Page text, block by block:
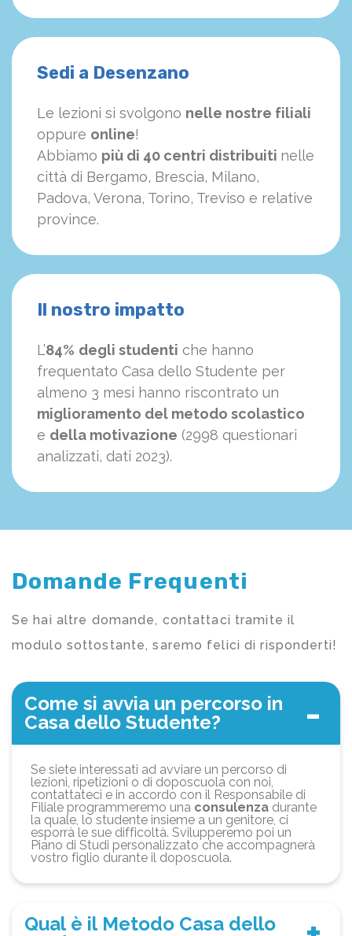
Sedi a Desenzano
Le lezioni si svolgono nelle nostre filiali
oppure online!
Abbiamo più di 40 centri distribuiti nelle
città di Bergamo, Brescia, Milano,
Padova, Verona, Torino, Treviso e relative
province.
Il nostro impatto
L’84% degli studenti che hanno
frequentato Casa dello Studente per
almeno 3 mesi hanno riscontrato un
miglioramento del metodo scolastico
e della motivazione (2998 questionari
analizzati, dati 2023).
Domande Frequenti
Se hai altre domande, contattaci tramite il
modulo sottostante, saremo felici di risponderti!
Come si avvia un percorso in
Casa dello Studente?
Se siete interessati ad avviare un percorso di
lezioni, ripetizioni o di doposcuola con noi,
contattateci e in accordo con il Responsabile di
Filiale programmeremo una consulenza durante
la quale, lo studente insieme a un genitore, ci
esporrà le sue difficoltà. Svilupperemo poi un
Piano di Studi personalizzato che accompagnerà
vostro figlio durante il doposcuola.
Qual è il Metodo Casa dello